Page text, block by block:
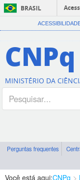
BRASIL
CNPq
MINISTÉRIO DA
Perguntas frequentes
Você está aqui:CNPq